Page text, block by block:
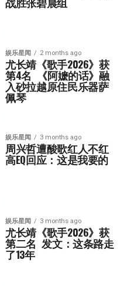
娱乐星闻 2 months ago
尤长靖《歌手2026》获
第4名  《阿嬷的话》融
入砂拉越原住民乐器萨
佩琴
娱乐星闻 3 months ago
周兴哲遭酸歌红人不红
高EQ回应：这是我要的
娱乐星闻 3 months ago
尤长靖《歌手2026》获
第二名  发文：这条路走
了13年